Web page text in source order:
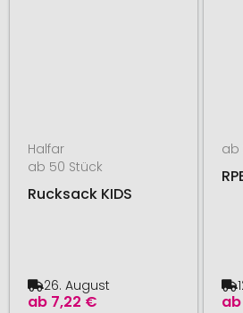
Halfar
ab 50 Stück
Rucksack KIDS
ab 7,22 €
26. August
ab
ab